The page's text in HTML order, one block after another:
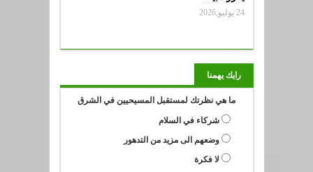
24 يوليو,2026
رايك يهمنا
ما هي نظرتك لمستقبل المسيحيين في الشرق
شركاء في السلام
وضعهم الى مزيد من التدهور
لا فكرة